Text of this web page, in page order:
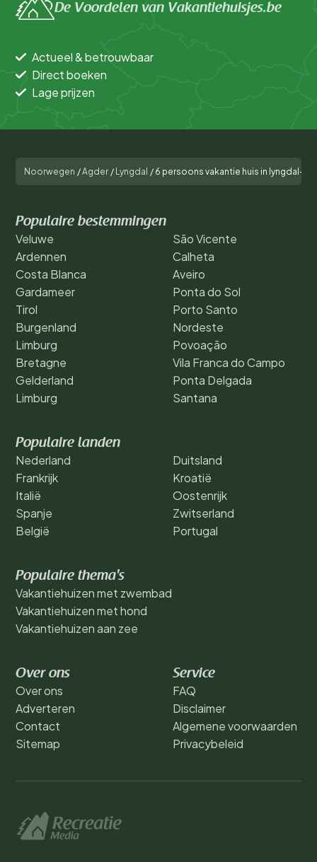
De Voordelen van Vakantiehuisjes.be
Actueel & betrouwbaar
Direct boeken
Lage prijzen
Noorwegen /Agder / Lyngdal / 6 persoons vakantie huis in lyngdal-By
Populaire bestemmingen
Veluwe
Ardennen
Costa Blanca
Gardameer
Tirol
Burgenland
Limburg
Bretagne
Gelderland
Limburg
São Vicente
Calheta
Aveiro
Ponta do Sol
Porto Santo
Nordeste
Povoação
Vila Franca do Campo
Ponta Delgada
Santana
Populaire landen
Nederland
Frankrijk
Italië
Spanje
België
Duitsland
Kroatië
Oostenrijk
Zwitserland
Portugal
Populaire thema's
Vakantiehuizen met zwembad
Vakantiehuizen met hond
Vakantiehuizen aan zee
Over ons
Over ons
Adverteren
Contact
Sitemap
Service
FAQ
Disclaimer
Algemene voorwaarden
Privacybeleid